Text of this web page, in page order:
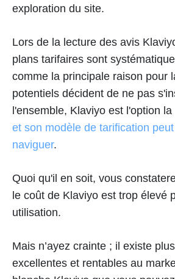
exploration du site.
Lors de la lecture des avis
plans tarifaires sont
comme la principale raison pour
potentiels décident de ne pas
l'ensemble, Klaviyo est l'option
et son modèle de tarification
naviguer.
Quoi qu'il en soit, vous
le coût de Klaviyo est trop élevé
utilisation.
Mais n’ayez crainte ; il existe
excellentes et rentables au